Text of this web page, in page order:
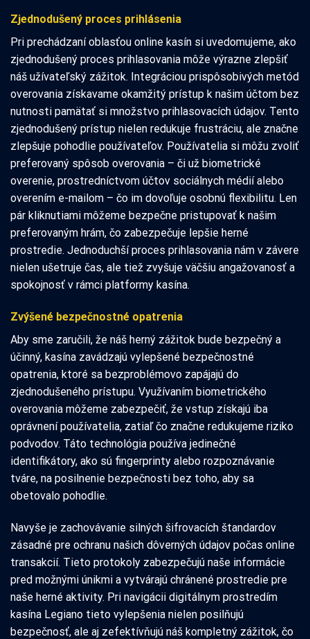
Zjednodušený proces prihlásenia
Pri prechádzaní oblasťou online kasín si uvedomujeme, ako
zjednodušený proces prihlasovania môže výrazne zlepšiť
náš užívateľský zážitok. Integráciou prispôsobivých metód
overovania získavame okamžitý prístup k našim účtom bez
nutnosti pamätať si množstvo prihlasovacích údajov. Tento
zjednodušený prístup nielen redukuje frustráciu, ale značne
zlepšuje pohodlie používateľov. Používatelia si môžu zvoliť
preferovaný spôsob overovania – či už biometrické
overenie, prostredníctvom účtov sociálnych médií alebo
overením e-mailom – čo im dovoľuje osobnú flexibilitu. Len
pár kliknutiami môžeme bezpečne pristupovať k našim
preferovaným hrám, čo zabezpečuje lepšie herné
prostredie. Jednoduchší proces prihlasovania nám v závere
nielen ušetruje čas, ale tiež zvyšuje väčšiu angažovanosť a
spokojnosť v rámci platformy kasína.
Zvýšené bezpečnostné opatrenia
Aby sme zaručili, že náš herný zážitok bude bezpečný a
účinný, kasína zavádzajú vylepšené bezpečnostné
opatrenia, ktoré sa bezproblémovo zapájajú do
zjednodušeného prístupu. Využívaním biometrického
overovania môžeme zabezpečiť, že vstup získajú iba
oprávnení používatelia, zatiaľ čo značne redukujeme riziko
podvodov. Táto technológia používa jedinečné
identifikátory, ako sú fingerprinty alebo rozpoznávanie
tváre, na posilnenie bezpečnosti bez toho, aby sa
obetovalo pohodlie.
Navyše je zachovávanie silných šifrovacích štandardov
zásadné pre ochranu našich dôverných údajov počas online
transakcií. Tieto protokoly zabezpečujú naše informácie
pred možnými únikmi a vytvárajú chránené prostredie pre
naše herné aktivity. Pri navigácii digitálnym prostredím
kasína Legiano tieto vylepšenia nielen posilňujú
bezpečnosť, ale aj zefektívňujú náš kompletný zážitok, čo